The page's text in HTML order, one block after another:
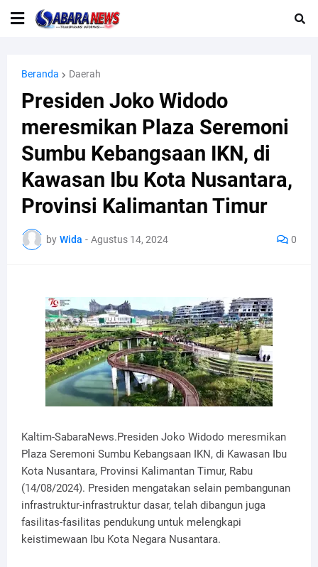
Beranda Daerah
Presiden Joko Widodo
meresmikan Plaza Seremoni
Sumbu Kebangsaan IKN, di
Kawasan Ibu Kota Nusantara,
Provinsi Kalimantan Timur
by Wida - Agustus 14, 2024 0
Kaltim-SabaraNews.Presiden Joko Widodo meresmikan
Plaza Seremoni Sumbu Kebangsaan IKN, di Kawasan Ibu
Kota Nusantara, Provinsi Kalimantan Timur, Rabu
(14/08/2024). Presiden mengatakan selain pembangunan
infrastruktur-infrastruktur dasar, telah dibangun juga
fasilitas-fasilitas pendukung untuk melengkapi
keistimewaan Ibu Kota Negara Nusantara.